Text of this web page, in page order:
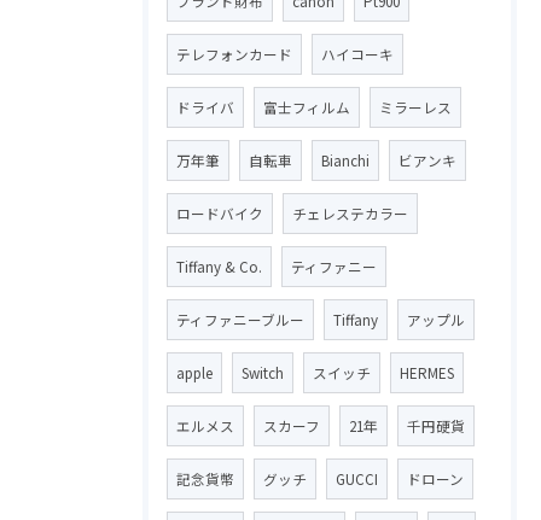
テレフォンカード ハイコーキ
ドライバ 富士フィルム ミラーレス
万年筆 自転車 Bianchi ビアンキ
ロードバイク チェレステカラー
Tiffany & Co. ティファニー
ティファニーブルー Tiffany アップル
apple Switch スイッチ HERMES
エルメス スカーフ 21年 千円硬貨
記念貨幣 グッチ GUCCI ドローン